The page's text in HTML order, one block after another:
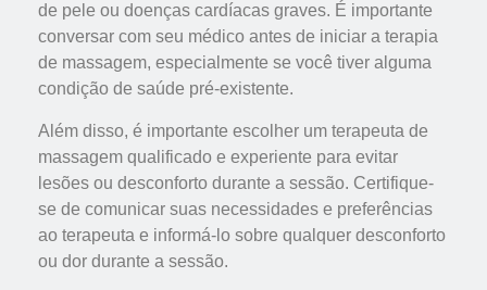
de pele ou doenças cardíacas graves. É importante
conversar com seu médico antes de iniciar a terapia
de massagem, especialmente se você tiver alguma
condição de saúde pré-existente.
Além disso, é importante escolher um terapeuta de
massagem qualificado e experiente para evitar
lesões ou desconforto durante a sessão. Certifique-
se de comunicar suas necessidades e preferências
ao terapeuta e informá-lo sobre qualquer desconforto
ou dor durante a sessão.